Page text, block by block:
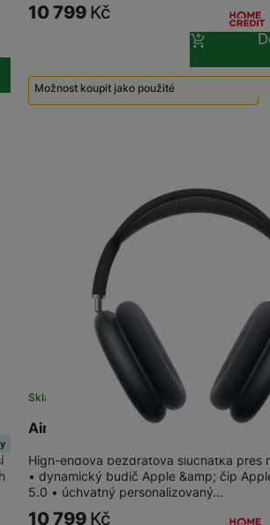
10 799 Kč
Možnost koupit jako použité
AirPods Max (2024) Midnight
Skladem
High-endová bezdrátová sluchátka přes
• dynamický budič Apple &amp; čip
5.0 • úchvatný personalizovaný…
10 799 Kč